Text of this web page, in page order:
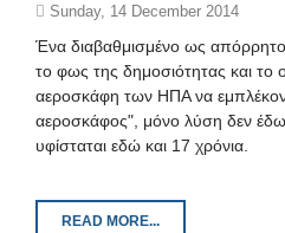
Sunday, 14 December 2014
Ένα διαβαθμισμένο ως
το φως της δημοσιότητας και το
αεροσκάφη των ΗΠΑ να
αεροσκάφος", μόνο λύση δεν
υφίσταται εδώ και 17 χρόνια.
READ MORE...